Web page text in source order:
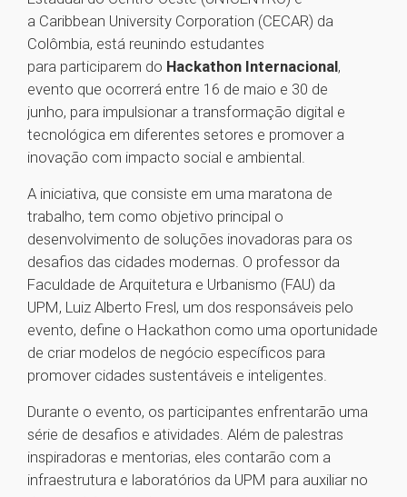
a Caribbean University Corporation (CECAR) da
Colômbia, está reunindo estudantes
para participarem do Hackathon Internacional,
evento que ocorrerá entre 16 de maio e 30 de
junho, para impulsionar a transformação digital e
tecnológica em diferentes setores e promover a
inovação com impacto social e ambiental.
A iniciativa, que consiste em uma maratona de
trabalho, tem como objetivo principal o
desenvolvimento de soluções inovadoras para os
desafios das cidades modernas. O professor da
Faculdade de Arquitetura e Urbanismo (FAU) da
UPM, Luiz Alberto Fresl, um dos responsáveis pelo
evento, define o Hackathon como uma oportunidade
de criar modelos de negócio específicos para
promover cidades sustentáveis e inteligentes.
Durante o evento, os participantes enfrentarão uma
série de desafios e atividades. Além de palestras
inspiradoras e mentorias, eles contarão com a
infraestrutura e laboratórios da UPM para auxiliar no